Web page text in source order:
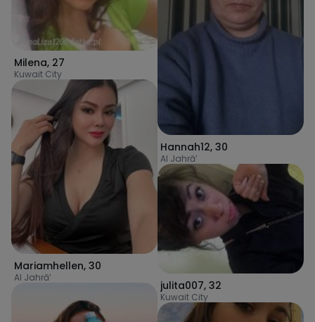
Milena, 27
Kuwait City
Mariamhellen, 30
Al Jahrā’
Hannah12, 30
Al Jahrā’
julita007, 32
Kuwait City